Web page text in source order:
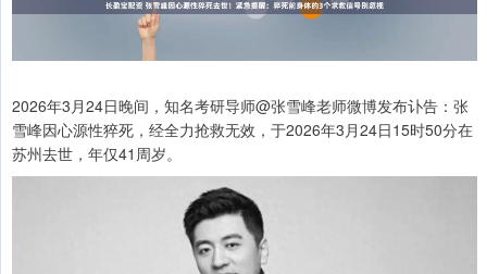
2026年3月24日晚间，知名考研导师@张雪峰老师微博发布讣告：张
雪峰因心源性猝死，经全力抢救无效，于2026年3月24日15时50分在
苏州去世，年仅41周岁。